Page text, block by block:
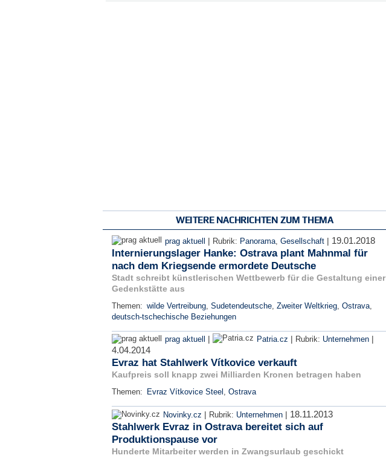
WEITERE NACHRICHTEN ZUM THEMA
prag aktuell | Rubrik: Panorama, Gesellschaft | 19.01.2018
Internierungslager Hanke: Ostrava plant Mahnmal für
nach dem Kriegsende ermordete Deutsche
Stadt schreibt künstlerischen Wettbewerb für die Gestaltung einer
Gedenkstätte aus
Themen: wilde Vertreibung, Sudetendeutsche, Zweiter Weltkrieg, Ostrava,
deutsch-tschechische Beziehungen
prag aktuell | Patria.cz | Rubrik: Unternehmen |
4.04.2014
Evraz hat Stahlwerk Vítkovice verkauft
Kaufpreis soll knapp zwei Milliarden Kronen betragen haben
Themen: Evraz Vítkovice Steel , Ostrava
Novinky.cz | Rubrik: Unternehmen | 18.11.2013
Stahlwerk Evraz in Ostrava bereitet sich auf
Produktionspause vor
Hunderte Mitarbeiter werden in Zwangsurlaub geschickt